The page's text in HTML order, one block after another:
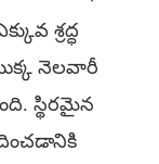
శ్రద్ధ
నెలవారీ
స్థిరమైన